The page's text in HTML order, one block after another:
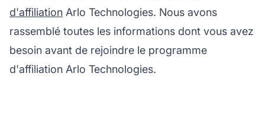
d'affiliation Arlo Technologies. Nous avons
rassemblé toutes les informations dont vous avez
besoin avant de rejoindre le programme
d'affiliation Arlo Technologies.